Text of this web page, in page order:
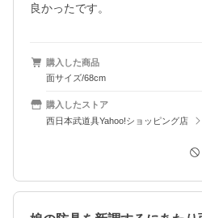
良かったです。
購入した商品
面サイズ/68cm
購入したストア
西日本武道具Yahoo!ショッピング店